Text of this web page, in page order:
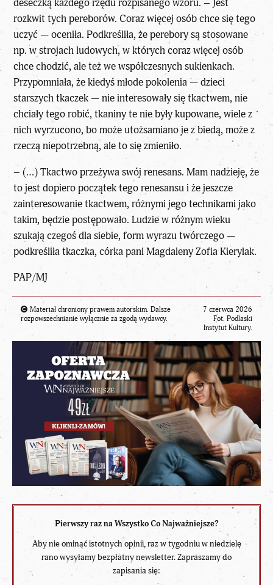
deseczką każdego rzędu rozpisanego wzoru. – Jest
rozkwit tych pereborów. Coraz więcej osób chce się tego
uczyć — oceniła. Podkreśliła, że perebory są stosowane
np. w strojach ludowych, w których coraz więcej osób
chce chodzić, ale też we współczesnych sukienkach.
Przypomniała, że kiedyś młode pokolenia — dzieci
starszych tkaczek — nie interesowały się tkactwem, nie
chciały tego robić, tkaniny te nie były kupowane, wiele z
nich wyrzucono, bo może utożsamiano je z biedą, może z
rzeczą niepotrzebną, ale to się zmieniło.
– (…) Tkactwo przeżywa swój renesans. Mam nadzieję, że
to jest dopiero początek tego renesansu i że jeszcze
zainteresowanie tkactwem, różnymi jego technikami jako
takim, będzie postępowało. Ludzie w różnym wieku
szukają czegoś dla siebie, form wyrazu twórczego —
podkreśliła tkaczka, córka pani Magdaleny Zofia Kierylak.
PAP/MJ
Materiał chroniony prawem autorskim. Dalsze
rozpowszechnianie wyłącznie za zgodą wydawcy.
7 czerwca 2026
Fot. Podlaski
Instytut Kultury.
Pierwszy raz na Wszystko Co Najważniejsze?
Aby nie ominąć istotnych opinii, raz w tygodniu w niedzielę
rano wysyłamy bezpłatny newsletter. Zapraszamy do
zapisania się: